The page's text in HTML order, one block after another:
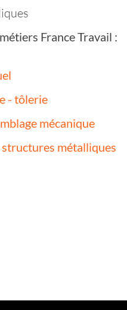
France Travail :
- tôlerie
mécanique
métalliques